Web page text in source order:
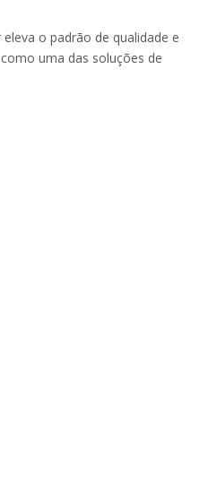
o padrão de qualidade e
uma das soluções de